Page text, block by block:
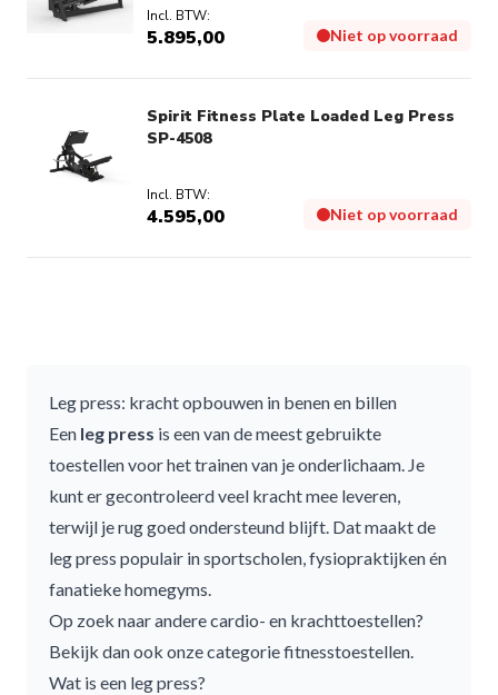
5.895,00 Niet op voorraad
Spirit Fitness Plate Loaded Leg Press
SP-4508
4.595,00 Niet op voorraad
Leg press: kracht opbouwen in benen en billen
Een leg press is een van de meest gebruikte
toestellen voor het trainen van je onderlichaam. Je
kunt er gecontroleerd veel kracht mee leveren,
terwijl je rug goed ondersteund blijft. Dat maakt de
leg press populair in sportscholen, fysiopraktijken én
fanatieke homegyms.
Op zoek naar andere cardio- en krachttoestellen?
Bekijk dan ook onze categoriefitnesstoestellen.
Wat is een leg press?